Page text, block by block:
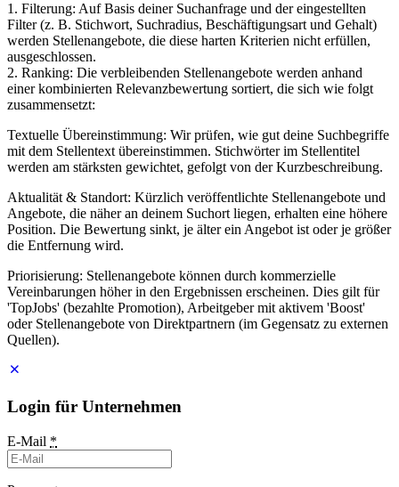
1. Filterung: Auf Basis deiner Suchanfrage und der eingestellten
Filter (z. B. Stichwort, Suchradius, Beschäftigungsart und Gehalt)
werden Stellenangebote, die diese harten Kriterien nicht erfüllen,
ausgeschlossen.
2. Ranking: Die verbleibenden Stellenangebote werden anhand
einer kombinierten Relevanzbewertung sortiert, die sich wie folgt
zusammensetzt:
Textuelle Übereinstimmung: Wir prüfen, wie gut deine Suchbegriffe
mit dem Stellentext übereinstimmen. Stichwörter im Stellentitel
werden am stärksten gewichtet, gefolgt von der Kurzbeschreibung.
Aktualität & Standort: Kürzlich veröffentlichte Stellenangebote und
Angebote, die näher an deinem Suchort liegen, erhalten eine höhere
Position. Die Bewertung sinkt, je älter ein Angebot ist oder je größer
die Entfernung wird.
Priorisierung: Stellenangebote können durch kommerzielle
Vereinbarungen höher in den Ergebnissen erscheinen. Dies gilt für
'TopJobs' (bezahlte Promotion), Arbeitgeber mit aktivem 'Boost'
oder Stellenangebote von Direktpartnern (im Gegensatz zu externen
Quellen).
Login für Unternehmen
E-Mail *